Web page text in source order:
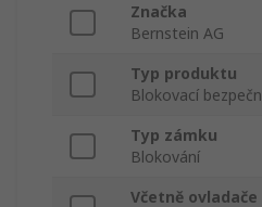
Značka
Bernstein AG
Typ produktu
Blokovací
Typ zámku
Blokování
Včetně ovladače